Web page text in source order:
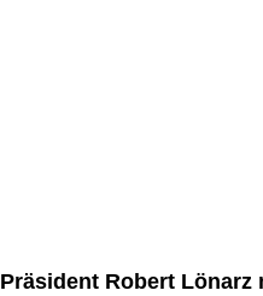
Präsident Robert Lönarz